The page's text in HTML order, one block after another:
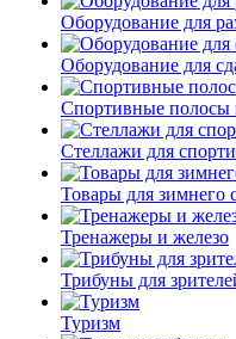
Оборудование для
Оборудование для
Спортивные полосы
Стеллажи для
Товары для зимнего
Тренажеры и железо
Трибуны для
Туризм